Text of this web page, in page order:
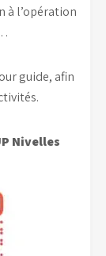
à l’opération
guide, afin
Nivelles